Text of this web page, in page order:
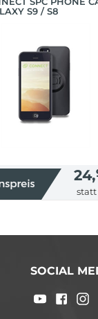
S9 / S8
24,
statt
SOCIAL